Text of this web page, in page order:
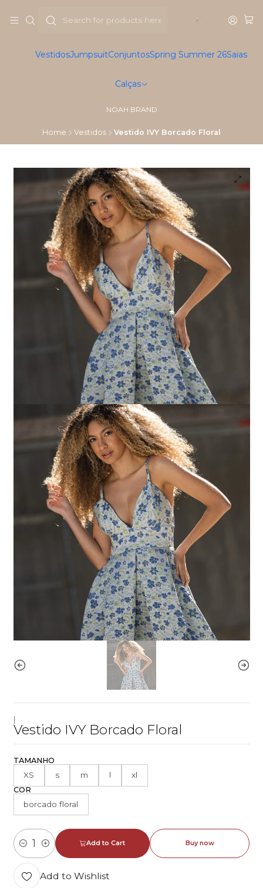
VestidosJumpsuitConjuntosSpring Summer 26Saias
Calças
NOAH BRAND
Home Vestidos Vestido IVY Borcado Floral
Vestido IVY Borcado Floral
TAMANHO
XS s m l xl
COR
borcado floral
Quantity
Add to Cart Buy now
Add to Wishlist